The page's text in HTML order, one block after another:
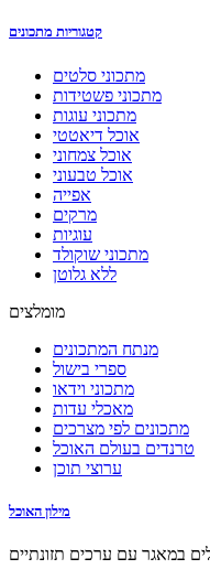
קטגוריות מתכונים
מתכוני סלטים
מתכוני פשטידות
מתכוני עוגות
אוכל דיאטטי
אוכל צמחוני
אוכל טבעוני
אפייה
מרקים
עוגיות
מתכוני שוקולד
ללא גלוטן
מומלצים
מנתח המתכונים
ספרי בישול
מתכוני וידאו
מאכלי עדות
מתכונים לפי מצרכים
טרנדים בעולם האוכל
ערוצי תוכן
מילון האוכל